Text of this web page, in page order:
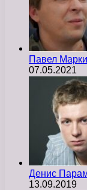
Павел
07.05.2021
Денис
13.09.2019